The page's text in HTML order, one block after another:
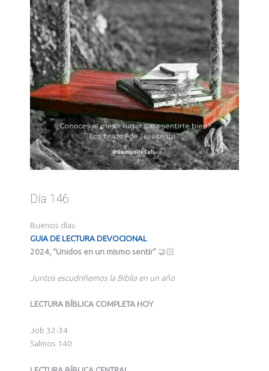
Día 146
Buenos días
GUIA DE LECTURA DEVOCIONAL
2024, “Unidos en un mismo sentir” 🤝🏻
Juntos escudriñemos la Biblia en un año
LECTURA BÍBLICA COMPLETA HOY
Job 32-34
Salmos 140